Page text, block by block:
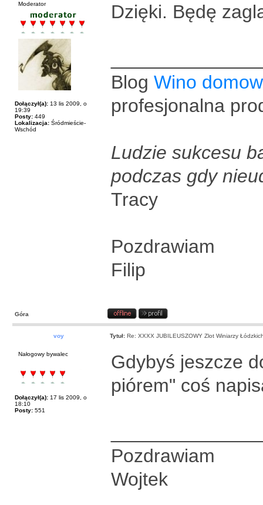
Moderator
Dołączył(a): 13 lis 2009, o
19:39
Posty: 449
Lokalizacja: Śródmieście-
Wschód
Dzięki. Będę
Blog Wino
profesjonalna
Ludzie sukcesu
podczas gdy
Tracy
Pozdrawiam
Filip
Góra
voy Tytuł: Re: XXXX JUBILEUSZOWY Zlot Winiarzy
Nałogowy bywalec
Dołączył(a): 17 lis 2009, o
18:10
Posty: 551
Gdybyś jeszcze
piórem" coś
Pozdrawiam
Wojtek